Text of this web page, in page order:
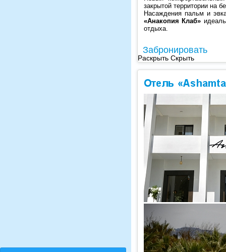
закрытой территории на
Насаждения пальм и
«Анакопия Клаб»
отдыха.
Забронировать
Раскрыть Скрыть